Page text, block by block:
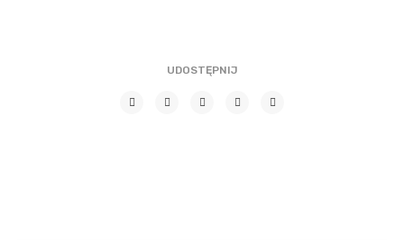
UDOSTĘPNIJ